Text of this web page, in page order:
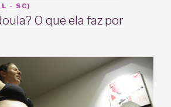
- SC)
O que ela faz por